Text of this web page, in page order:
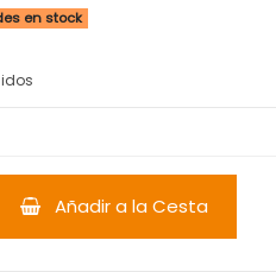
en stock
Añadir a la Cesta